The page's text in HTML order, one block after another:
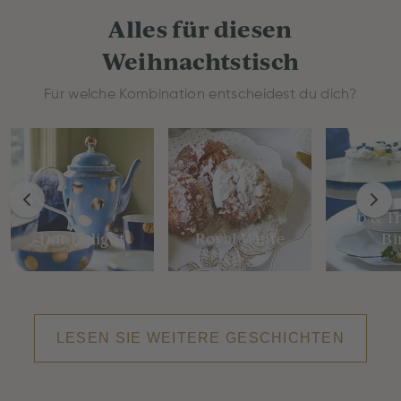
Alles für diesen
Weihnachtstisch
Für welche Kombination entscheidest du dich?
Dot Delight Royal White
Pip &
LESEN SIE WEITERE GESCHICHTEN